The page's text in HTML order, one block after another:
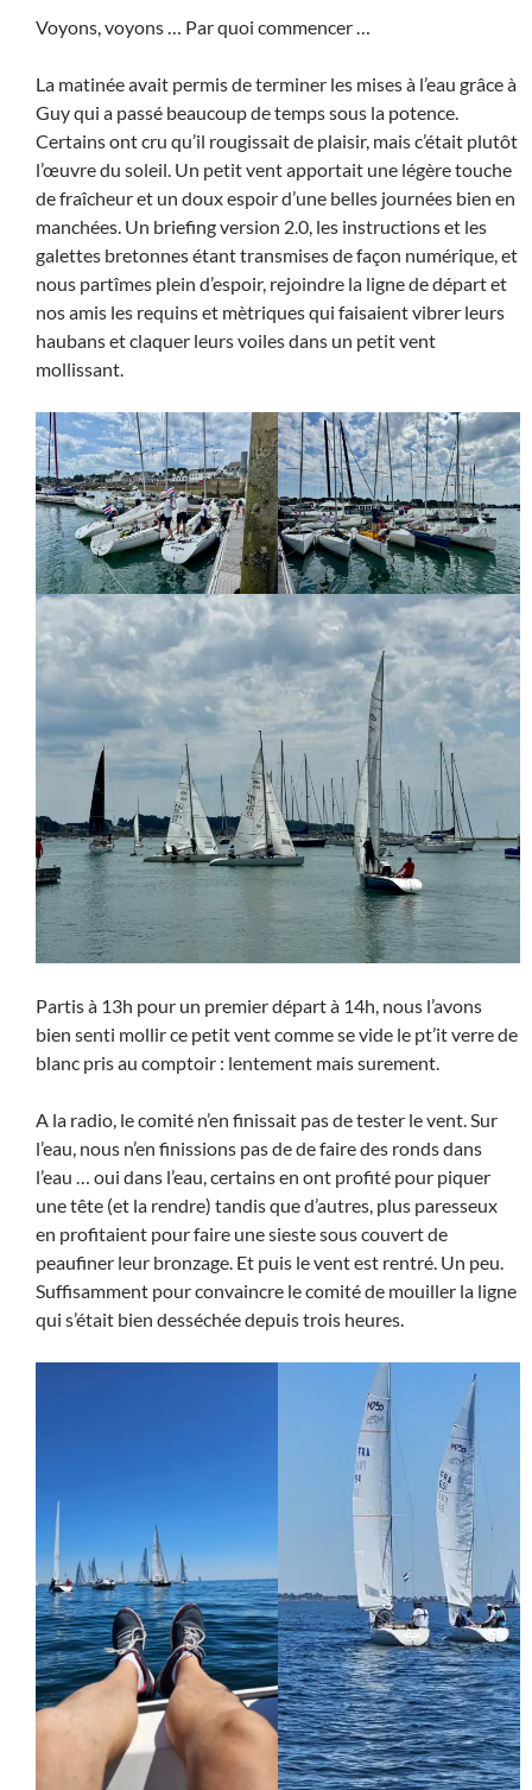
Voyons, voyons … Par quoi commencer …
La matinée avait permis de terminer les mises à l’eau grâce à
Guy qui a passé beaucoup de temps sous la potence.
Certains ont cru qu’il rougissait de plaisir, mais c’était plutôt
l’œuvre du soleil. Un petit vent apportait une légère touche
de fraîcheur et un doux espoir d’une belles journées bien en
manchées. Un briefing version 2.0, les instructions et les
galettes bretonnes étant transmises de façon numérique, et
nous partîmes plein d’espoir, rejoindre la ligne de départ et
nos amis les requins et mètriques qui faisaient vibrer leurs
haubans et claquer leurs voiles dans un petit vent
mollissant.
Partis à 13h pour un premier départ à 14h, nous l’avons
bien senti mollir ce petit vent comme se vide le pt’it verre de
blanc pris au comptoir : lentement mais surement.
A la radio, le comité n’en finissait pas de tester le vent. Sur
l’eau, nous n’en finissions pas de de faire des ronds dans
l’eau … oui dans l’eau, certains en ont profité pour piquer
une tête (et la rendre) tandis que d’autres, plus paresseux
en profitaient pour faire une sieste sous couvert de
peaufiner leur bronzage. Et puis le vent est rentré. Un peu.
Suffisamment pour convaincre le comité de mouiller la ligne
qui s’était bien desséchée depuis trois heures.